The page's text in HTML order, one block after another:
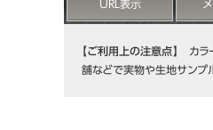
URL表示
【ご利用上の注意点】
カラ
舗などで実物や生地サンプ